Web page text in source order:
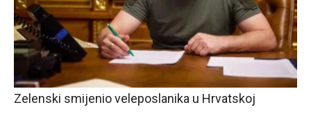
Zelenski smijenio veleposlanika u Hrvatskoj